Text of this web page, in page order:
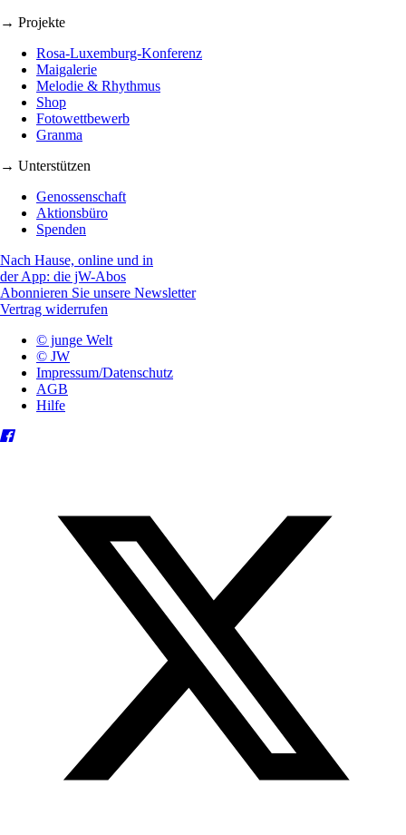
→ Projekte
Rosa-Luxemburg-Konferenz
Maigalerie
Melodie & Rhythmus
Shop
Fotowettbewerb
Granma
→ Unterstützen
Genossenschaft
Aktionsbüro
Spenden
Nach Hause, online und in
der App: die jW-Abos
Abonnieren Sie unsere Newsletter
Vertrag widerrufen
© junge Welt
© JW
Impressum/Datenschutz
AGB
Hilfe